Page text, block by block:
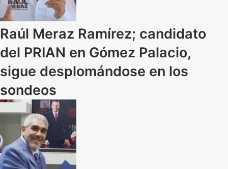
Raúl Meraz Ramírez; candidato
del PRIAN en Gómez Palacio,
sigue desplomándose en los
sondeos